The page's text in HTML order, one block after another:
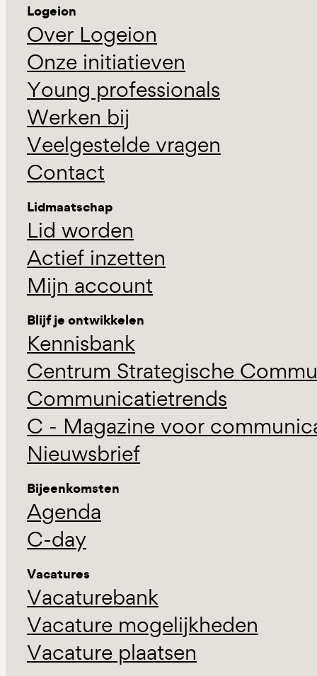
Logeion
Over Logeion
Onze initiatieven
Young professionals
Werken bij
Veelgestelde vragen
Contact
Lidmaatschap
Lid worden
Actief inzetten
Mijn account
Blijf je ontwikkelen
Kennisbank
Centrum Strategische
Communicatietrends
C - Magazine voor
Nieuwsbrief
Bijeenkomsten
Agenda
C-day
Vacatures
Vacaturebank
Vacature mogelijkheden
Vacature plaatsen